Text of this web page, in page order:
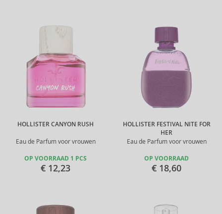
HOLLISTER CANYON RUSH
Eau de Parfum voor vrouwen
OP VOORRAAD 1 PCS
€ 12,23
HOLLISTER FESTIVAL NITE FOR
HER
Eau de Parfum voor vrouwen
OP VOORRAAD
€ 18,60